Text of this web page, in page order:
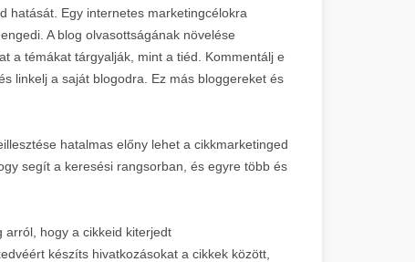
hatását. Egy internetes marketingcélokra
A blog olvasottságának növelése
a témákat tárgyalják, mint a tiéd. Kommentálj e
linkelj a saját blogodra. Ez más bloggereket és
hatalmas előny lehet a cikkmarketinged
segít a keresési rangsorban, és egyre több és
hogy a cikkeid kiterjedt
készíts hivatkozásokat a cikkek között,